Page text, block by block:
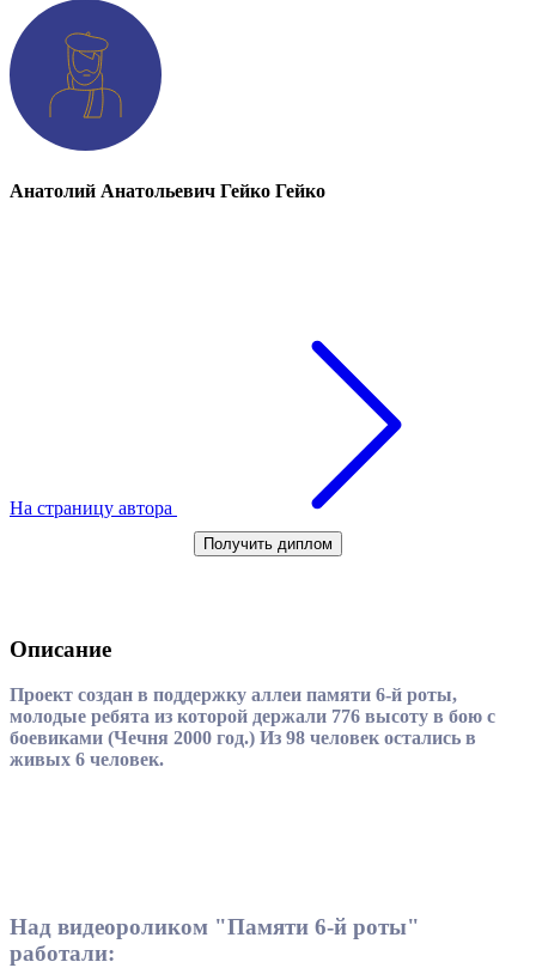
Анатолий Анатольевич Гейко Гейко
На страницу автора
Получить диплом
Описание
Проект создан в поддержку аллеи памяти 6-й роты,
молодые ребята из которой держали 776 высоту в бою с
боевиками (Чечня 2000 год.) Из 98 человек остались в
живых 6 человек.
Над видеороликом "Памяти 6-й роты"
работали: